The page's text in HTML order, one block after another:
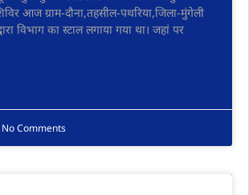
आज ग्राम-दौना,तहसील-पथरिया,जिला-मुंगेली
विभाग का स्टाल लगाया गया था। जहां पर
No Comments